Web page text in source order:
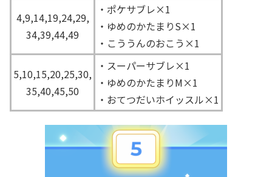
4,9,14,19,24,29,
34,39,44,49
・ポケサブレ×1
・ゆめのかたまりS×1
・こううんのおこう×1
5,10,15,20,25,30,
35,40,45,50
・スーパーサブレ×1
・ゆめのかたまりM×1
・おてつだいホイッスル×1